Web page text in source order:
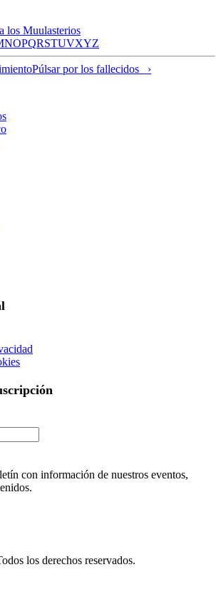
los Muulasterios
NOPQRSTUVXYZ
Púlsar por los fallecidos ›
con información de nuestros eventos,
los derechos reservados.